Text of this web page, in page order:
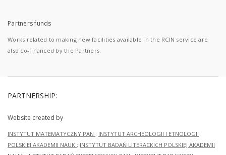
Partners funds
Works related to making new facilities available in the RCIN service are
also co-financed by the Partners.
PARTNERSHIP:
Website created by
INSTYTUT MATEMATYCZNY PAN ; INSTYTUT ARCHEOLOGII I ETNOLOGII
POLSKIEJ AKADEMII NAUK ; INSTYTUT BADAŃ LITERACKICH POLSKIEJ AKADEMII